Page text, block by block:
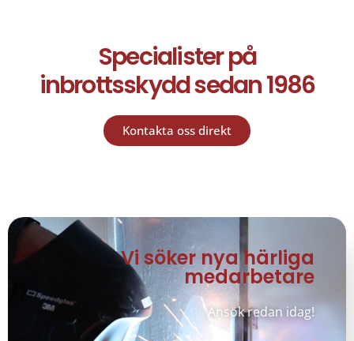
Specialister på
inbrottsskydd sedan 1986
Kontakta oss direkt
Vi söker nya härliga
medarbetare
Ansök redan idag!